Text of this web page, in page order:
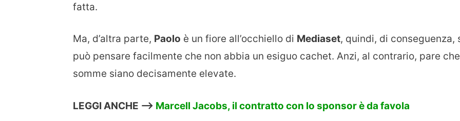
fatta.
Ma, d’altra parte, Paolo è un fiore all’occhiello di Mediaset, quindi, di conseguenza,
può pensare facilmente che non abbia un esiguo cachet. Anzi, al contrario, pare
somme siano decisamente elevate.
LEGGI ANCHE –> Marcell Jacobs, il contratto con lo sponsor è da favola